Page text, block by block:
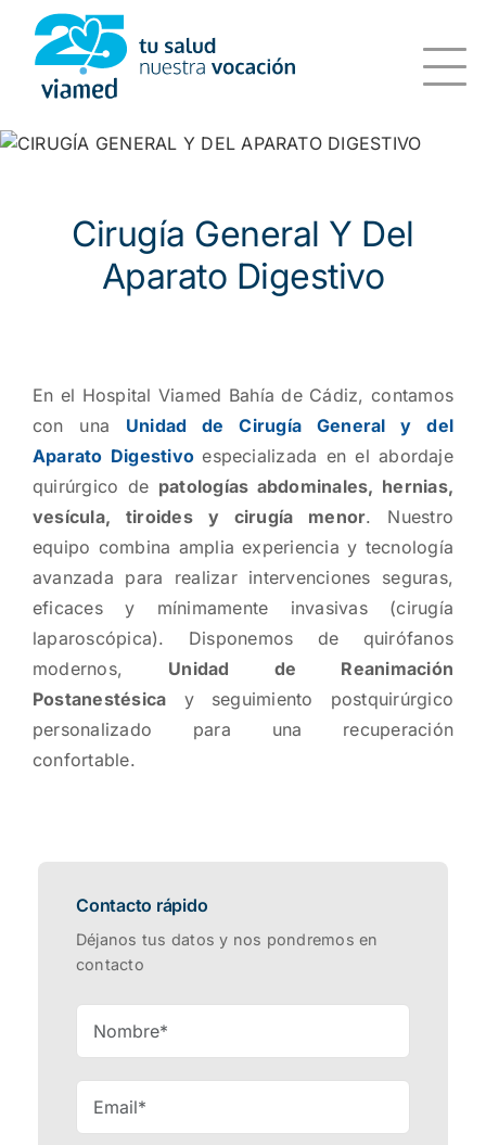
Saltar
contenido
Cirugía General Y Del
Aparato Digestivo
En el Hospital Viamed Bahía de Cádiz, contamos
con una Unidad de Cirugía General y del
Aparato Digestivoespecializada en el abordaje
quirúrgico de patologías abdominales, hernias,
vesícula, tiroides y cirugía menor. Nuestro
equipo combina amplia experiencia y tecnología
avanzada para realizar intervenciones seguras,
eficaces y mínimamente invasivas (cirugía
laparoscópica). Disponemos de quirófanos
modernos, Unidad de Reanimación
Postanestésica y seguimiento postquirúrgico
personalizado para una recuperación
confortable.
Contacto rápido
Déjanos tus datos y nos pondremos en
contacto